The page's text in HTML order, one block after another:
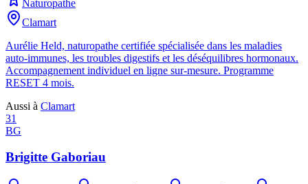
Naturopathe
Clamart
Aurélie Held, naturopathe certifiée spécialisée dans les maladies
auto-immunes, les troubles digestifs et les déséquilibres hormonaux.
Accompagnement individuel en ligne sur-mesure. Programme
RESET 4 mois.
Aussi à Clamart
31
BG
Brigitte Gaboriau